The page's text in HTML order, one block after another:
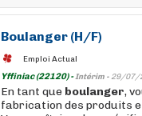
Boulanger (H/F)
Emploi Actual
Yffiniac (22120) -Intérim - 29/07/
En tant que boulanger,
fabrication des produits